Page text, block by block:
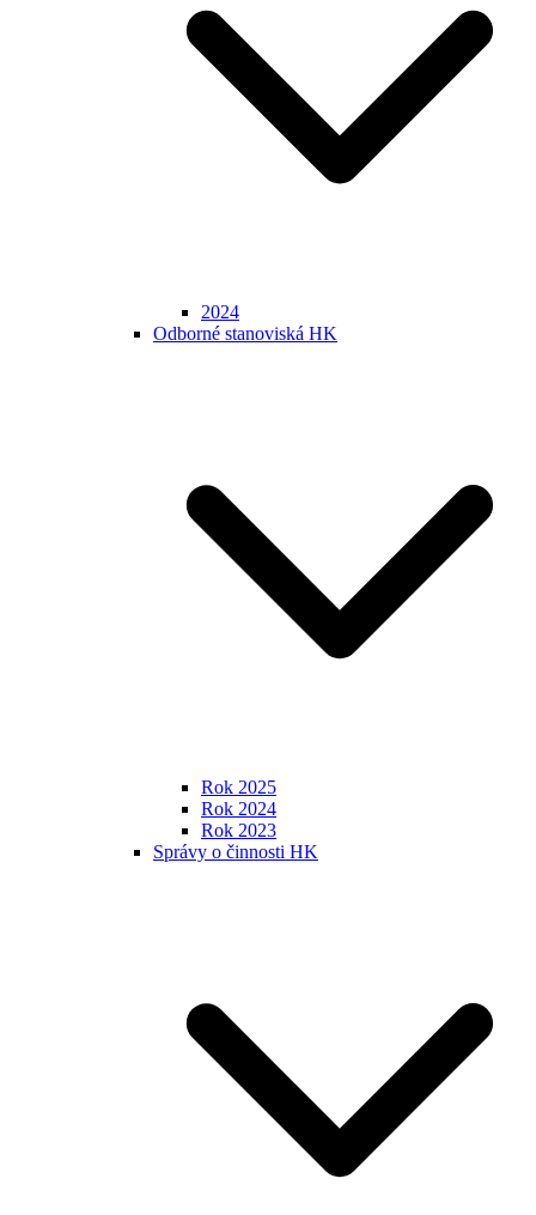
2024
Odborné stanoviská HK
Rok 2025
Rok 2024
Rok 2023
Správy o činnosti HK